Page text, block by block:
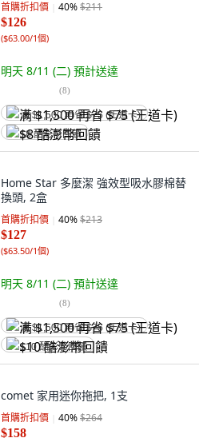
首購折扣價 40%$211
$126
($63.00/1個)
明天 8/11 (二) 預計送達
(8)
满 $1,500 再省 $75 (王道卡)
$8 酷澎幣回饋
Home Star 多麼潔 強效型吸水膠棉替
換頭, 2盒
首購折扣價 40%$213
$127
($63.50/1個)
明天 8/11 (二) 預計送達
(8)
满 $1,500 再省 $75 (王道卡)
$10 酷澎幣回饋
comet 家用迷你拖把, 1支
首購折扣價 40%$264
$158